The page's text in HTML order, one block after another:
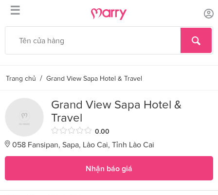
☰
Trang chủ / Grand View Sapa Hotel & Travel
Grand View Sapa Hotel &
Travel
0.00
058 Fansipan, Sapa, Lào Cai, Tỉnh Lào Cai
Nhận báo giá